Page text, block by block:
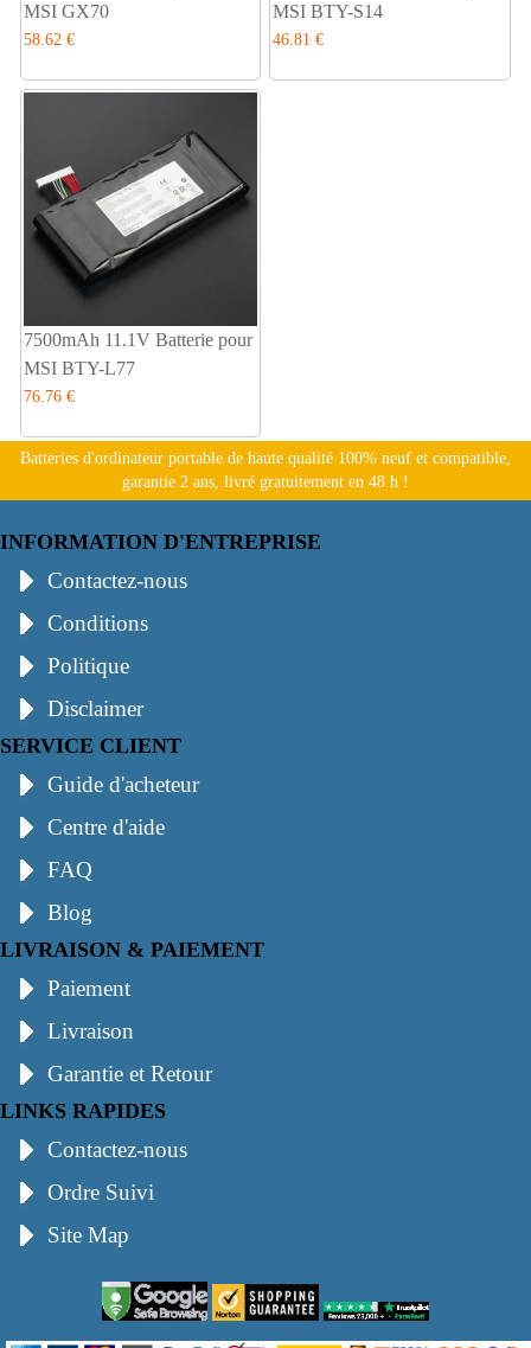
MSI GX70
58.62 €
MSI BTY-S14
46.81 €
7500mAh 11.1V Batterie pour
MSI BTY-L77
76.76 €
Batteries d'ordinateur portable de haute qualité 100% neuf et compatible,
garantie 2 ans, livré gratuitement en 48 h !
INFORMATION D'ENTREPRISE
Contactez-nous
Conditions
Politique
Disclaimer
SERVICE CLIENT
Guide d'acheteur
Centre d'aide
FAQ
Blog
LIVRAISON & PAIEMENT
Paiement
Livraison
Garantie et Retour
LINKS RAPIDES
Contactez-nous
Ordre Suivi
Site Map